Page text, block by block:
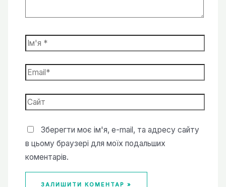
Ім'я
*
Email*
Сайт
Зберегти моє ім'я, e-mail, та адресу сайту
в цьому браузері для моїх подальших
коментарів.